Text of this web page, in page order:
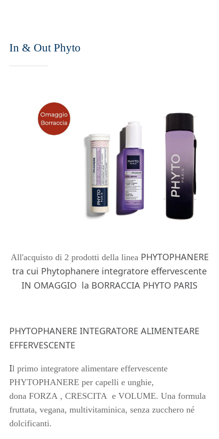
In & Out Phyto
All'acquisto di 2 prodotti della linea PHYTOPHANERE
tra cui Phytophanere integratore effervescente
IN OMAGGIO la BORRACCIA PHYTO PARIS
PHYTOPHANERE INTEGRATORE ALIMENTEARE
EFFERVESCENTE
Il primo integratore alimentare effervescente
PHYTOPHANERE per capelli e unghie,
dona FORZA , CRESCITA e VOLUME. Una formula
fruttata, vegana, multivitaminica, senza zucchero né
dolcificanti.